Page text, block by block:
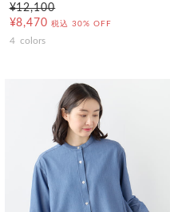
¥12,100
¥8,470 税込 30% OFF
4 colors